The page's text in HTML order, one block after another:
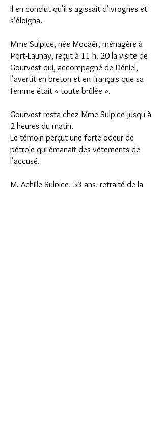
Il en conclut qu'il s'agissait d'ivrognes et
s'éloigna.
Mme Sulpice, née Mocaër, ménagère à
Port-Launay, reçut à 11 h. 20 la visite de
Gourvest qui, accompagné de Déniel,
l'avertit en breton et en français que sa
femme était « toute brûlée ».
Gourvest resta chez Mme Sulpice jusqu'à
2 heures du matin.
Le témoin perçut une forte odeur de
pétrole qui émanait des vêtements de
l'accusé.
M. Achille Sulpice, 53 ans, retraité de la